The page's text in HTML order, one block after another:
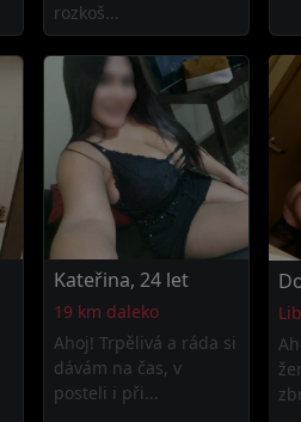
rozkoš...
Kateřina, 24 let
19 km daleko
Ahoj! Trpělivá a ráda si
dávám na čas, v
posteli i při...